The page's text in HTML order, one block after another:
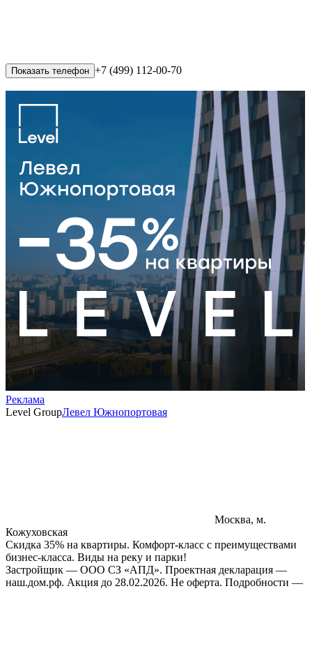
Показать телефон +7 (499) 112-00-70
Реклама
Level GroupЛевел Южнопортовая
Москва, м.
Кожуховская
Скидка 35% на квартиры. Комфорт-класс с преимуществами
бизнес-класса. Виды на реку и парки!
Застройщик — ООО СЗ «АПД». Проектная декларация —
наш.дом.рф. Акция до 28.02.2026. Не оферта. Подробности —